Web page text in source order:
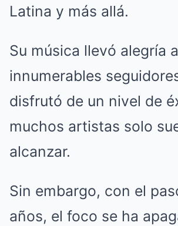
Latina y más allá.
Su música llevó alegría a
innumerables
disfrutó de un nivel de
muchos artistas solo
alcanzar.
Sin embargo, con el
años, el foco se ha